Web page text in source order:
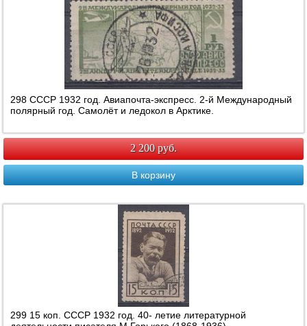
298 СССР 1932 год. Авиапочта-экспресс. 2-й Международный
полярный год. Самолёт и ледокол в Арктике.
2 200 руб.
В корзину
299 15 коп. СССР 1932 год. 40- летие литературной